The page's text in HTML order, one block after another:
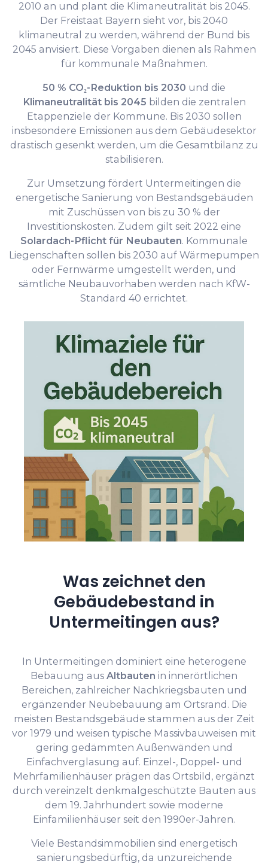
2010 an und plant die Klimaneutralität bis 2045.
Der Freistaat Bayern sieht vor, bis 2040
klimaneutral zu werden, während der Bund bis
2045 anvisiert. Diese Vorgaben dienen als Rahmen
für kommunale Maßnahmen.
50 % CO₂-Reduktion bis 2030 und die
Klimaneutralität bis 2045 bilden die zentralen
Etappenziele der Kommune. Bis 2030 sollen
insbesondere Emissionen aus dem Gebäudesektor
drastisch gesenkt werden, um die Gesamtbilanz zu
stabilisieren.
Zur Umsetzung fördert Untermeitingen die
energetische Sanierung von Bestandsgebäuden
mit Zuschüssen von bis zu 30 % der
Investitionskosten. Zudem gilt seit 2022 eine
Solardach-Pflicht für Neubauten. Kommunale
Liegenschaften sollen bis 2030 auf Wärmepumpen
oder Fernwärme umgestellt werden, und
sämtliche Neubauvorhaben werden nach KfW-
Standard 40 errichtet.
Was zeichnet den
Gebäudebestand in
Untermeitingen aus?
In Untermeitingen dominiert eine heterogene
Bebauung aus Altbauten in innerörtlichen
Bereichen, zahlreicher Nachkriegsbauten und
ergänzender Neubebauung am Ortsrand. Die
meisten Bestandsgebäude stammen aus der Zeit
vor 1979 und weisen typische Massivbauweisen mit
gering gedämmten Außenwänden und
Einfachverglasung auf. Einzel-, Doppel- und
Mehrfamilienhäuser prägen das Ortsbild, ergänzt
durch vereinzelt denkmalgeschützte Bauten aus
dem 19. Jahrhundert sowie moderne
Einfamilienhäuser seit den 1990er-Jahren.
Viele Bestandsimmobilien sind energetisch
sanierungsbedürftig, da unzureichende